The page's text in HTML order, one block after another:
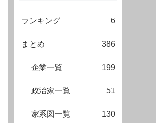
ランキング 6
まとめ 386
企業一覧 199
政治家一覧 51
家系図一覧 130